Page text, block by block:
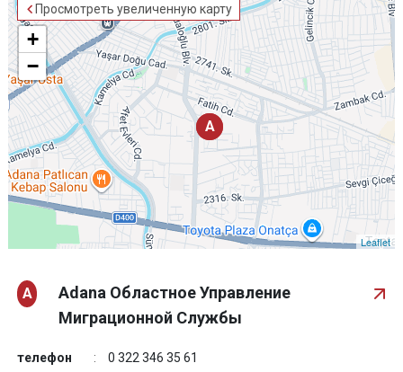
Просмотреть увеличенную карту
A
A
+
−
Leaflet
A
Adana Областное Управление
Миграционной Службы
телефон
0 322 346 35 61